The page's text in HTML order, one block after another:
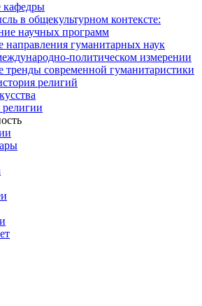
кафедры
в общекультурном контексте:
научных программ
направления гуманитарных наук
политическом измерении
тренды современной гуманитаристики
религий